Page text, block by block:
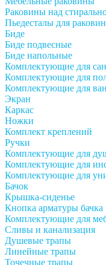
Раковины над
Пьедесталы для раковин
Биде
Биде подвесные
Биде напольные
Комплектующие для
Комплектующие для
Комплектующие для
Экран
Каркас
Ножки
Комплект креплений
Ручки
Комплектующие для
Комплектующие для
Комплектующие для
Бачок
Крышка-сиденье
Кнопка арматуры бачка
Комплектующие для
Сливы и канализация
Душевые трапы
Линейные трапы
Точечные трапы